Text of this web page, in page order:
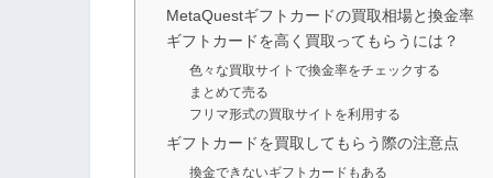
MetaQuestギフトカードの買取相場と換金率
ギフトカードを高く買取ってもらうには？
色々な買取サイトで換金率をチェックする
まとめて売る
フリマ形式の買取サイトを利用する
ギフトカードを買取してもらう際の注意点
換金できないギフトカードもある